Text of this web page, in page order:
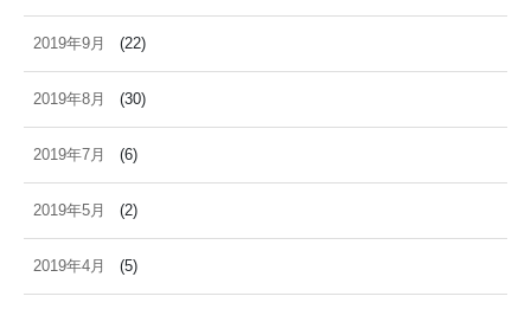
2019年9月 (22)
2019年8月 (30)
2019年7月 (6)
2019年5月 (2)
2019年4月 (5)